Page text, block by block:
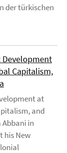
der türkischen
Development
Capitalism,
at
and
Abbani in
his New